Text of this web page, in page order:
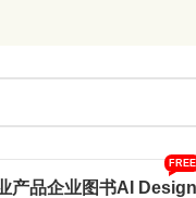
产品企业图书AI Design
FREE